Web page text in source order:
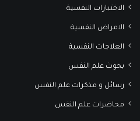
الاختبارات النفسية
الامراض النفسية
العلاجات النفسية
بحوث علم النفس
رسائل و مذكرات علم النفس
محاضرات علم النفس